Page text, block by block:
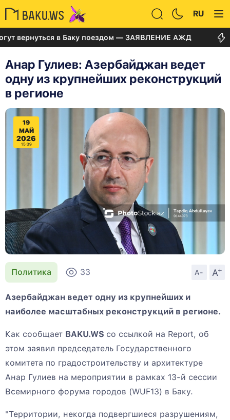
RU
в Баку поездом — ЗАЯВЛЕНИЕ АЖД Суд
Анар Гулиев: Азербайджан ведет
одну из крупнейших реконструкций
в регионе
19
МАЙ
2026
15:39
Политика 33 A- A
+
Азербайджан ведет одну из крупнейших и
наиболее масштабных реконструкций в регионе.
Как сообщает BAKU.WS со ссылкой на Report, об
этом заявил председатель Государственного
комитета по градостроительству и архитектуре
Анар Гулиев на мероприятии в рамках 13-й сессии
Всемирного форума городов (WUF13) в Баку.
"Территории, некогда подвергшиеся разрушениям,